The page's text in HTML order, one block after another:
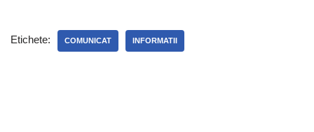
Etichete: COMUNICAT INFORMATII